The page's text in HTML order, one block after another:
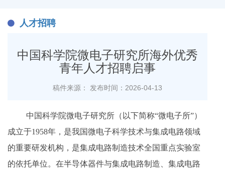
人才招聘
中国科学院微电子研究所海外优秀
青年人才招聘启事
稿件来源： 发布时间：2026-04-13
中国科学院微电子研究所（以下简称“微电子所”）
成立于1958年，是我国微电子科学技术与集成电路领域
的重要研发机构，是集成电路制造技术全国重点实验室
的依托单位。在半导体器件与集成电路制造、集成电路